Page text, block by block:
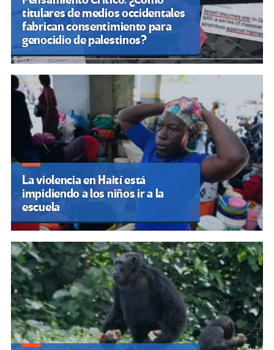
titulares de medios occidentales
fabrican consentimiento para
genocidio de palestinos?
La violencia en Haití está
impidiendo a los niños ir a la
escuela